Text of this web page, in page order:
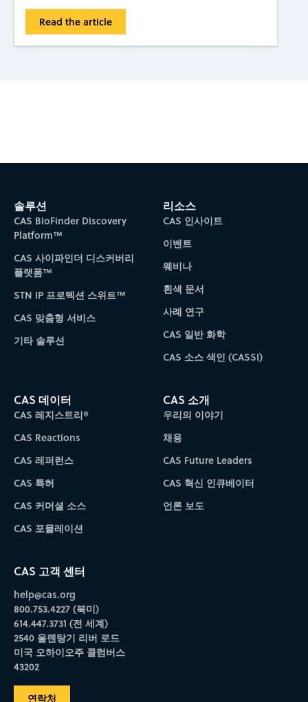
Read the article
Subscribe to CAS Insights
솔루션
CAS BioFinder Discovery
Platform™
CAS 사이파인더 디스커버리
플랫폼™
STN IP 프로텍션 스위트™
CAS 맞춤형 서비스
기타 솔루션
리소스
CAS 인사이트
이벤트
웨비나
흰색 문서
사례 연구
CAS 일반 화학
CAS 소스 색인 (CASSI)
CAS 데이터
CAS 레지스트리®
CAS Reactions
CAS 레퍼런스
CAS 특허
CAS 커머셜 소스
CAS 포뮬레이션
CAS 소개
우리의 이야기
채용
CAS Future Leaders
CAS 혁신 인큐베이터
언론 보도
CAS 고객 센터
help@cas.org
800.753.4227 (북미)
614.447.3731 (전 세계)
2540 올렌탕기 리버 로드
미국 오하이오주 콜럼버스
43202
연락처